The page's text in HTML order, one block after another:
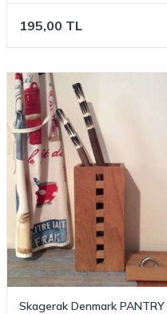
195,00 TL
Skagerak Denmark